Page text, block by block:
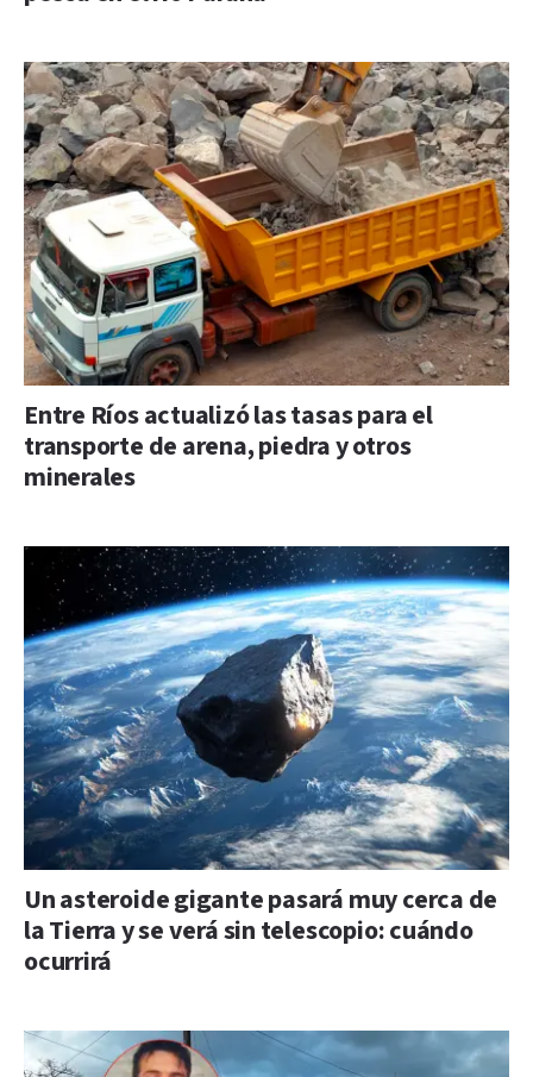
Entre Ríos actualizó las tasas para el
transporte de arena, piedra y otros
minerales
Un asteroide gigante pasará muy cerca de
la Tierra y se verá sin telescopio: cuándo
ocurrirá